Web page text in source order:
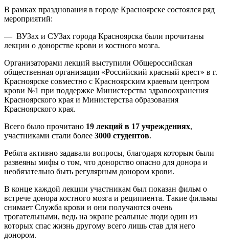
В рамках празднования в городе Красноярске состоялся ряд
мероприятий:
— ВУЗах и СУЗах города Красноярска были прочитаны
лекции о донорстве крови и костного мозга.
Организаторами лекций выступили Общероссийская
общественная организация «Российский красный крест» в г.
Красноярске совместно с Красноярским краевым центром
крови №1 при поддержке Министерства здравоохранения
Красноярского края и Министерства образования
Красноярского края.
Всего было прочитано 19 лекций в 17 учреждениях,
участниками стали более 3000 студентов.
Ребята активно задавали вопросы, благодаря которым были
развеяны мифы о том, что донорство опасно для донора и
необязательно быть регулярным донором крови.
В конце каждой лекции участникам был показан фильм о
встрече донора костного мозга и реципиента. Такие фильмы
снимает Служба крови и они получаются очень
трогательными, ведь на экране реальные люди один из
которых спас жизнь другому всего лишь став для него
донором.